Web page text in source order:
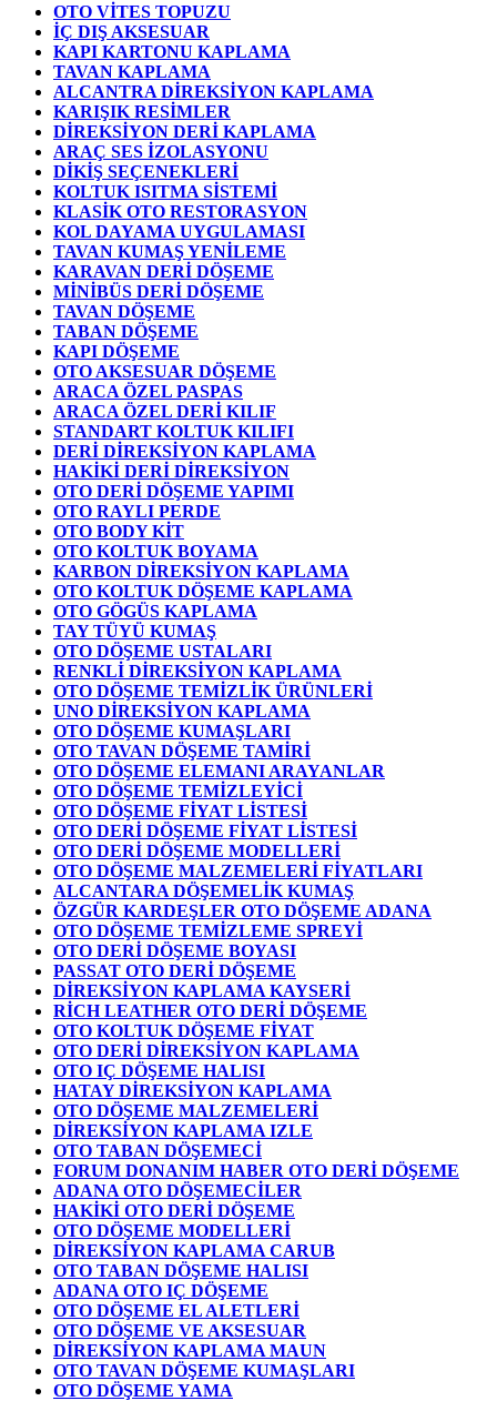
OTO VİTES TOPUZU
İÇ DIŞ AKSESUAR
KAPI KARTONU KAPLAMA
TAVAN KAPLAMA
ALCANTRA DİREKSİYON KAPLAMA
KARIŞIK RESİMLER
DİREKSİYON DERİ KAPLAMA
ARAÇ SES İZOLASYONU
DİKİŞ SEÇENEKLERİ
KOLTUK ISITMA SİSTEMİ
KLASİK OTO RESTORASYON
KOL DAYAMA UYGULAMASI
TAVAN KUMAŞ YENİLEME
KARAVAN DERİ DÖŞEME
MİNİBÜS DERİ DÖŞEME
TAVAN DÖŞEME
TABAN DÖŞEME
KAPI DÖŞEME
OTO AKSESUAR DÖŞEME
ARACA ÖZEL PASPAS
ARACA ÖZEL DERİ KILIF
STANDART KOLTUK KILIFI
DERİ DİREKSİYON KAPLAMA
HAKİKİ DERİ DİREKSİYON
OTO DERİ DÖŞEME YAPIMI
OTO RAYLI PERDE
OTO BODY KİT
OTO KOLTUK BOYAMA
KARBON DİREKSİYON KAPLAMA
OTO KOLTUK DÖŞEME KAPLAMA
OTO GÖGÜS KAPLAMA
TAY TÜYÜ KUMAŞ
OTO DÖŞEME USTALARI
RENKLİ DİREKSİYON KAPLAMA
OTO DÖŞEME TEMİZLİK ÜRÜNLERİ
UNO DİREKSİYON KAPLAMA
OTO DÖŞEME KUMAŞLARI
OTO TAVAN DÖŞEME TAMİRİ
OTO DÖŞEME ELEMANI ARAYANLAR
OTO DÖŞEME TEMİZLEYİCİ
OTO DÖŞEME FİYAT LİSTESİ
OTO DERİ DÖŞEME FİYAT LİSTESİ
OTO DERİ DÖŞEME MODELLERİ
OTO DÖŞEME MALZEMELERİ FİYATLARI
ALCANTARA DÖŞEMELİK KUMAŞ
ÖZGÜR KARDEŞLER OTO DÖŞEME ADANA
OTO DÖŞEME TEMİZLEME SPREYİ
OTO DERİ DÖŞEME BOYASI
PASSAT OTO DERİ DÖŞEME
DİREKSİYON KAPLAMA KAYSERİ
RİCH LEATHER OTO DERİ DÖŞEME
OTO KOLTUK DÖŞEME FİYAT
OTO DERİ DİREKSİYON KAPLAMA
OTO IÇ DÖŞEME HALISI
HATAY DİREKSİYON KAPLAMA
OTO DÖŞEME MALZEMELERİ
DİREKSİYON KAPLAMA IZLE
OTO TABAN DÖŞEMECİ
FORUM DONANIM HABER OTO DERİ DÖŞEME
ADANA OTO DÖŞEMECİLER
HAKİKİ OTO DERİ DÖŞEME
OTO DÖŞEME MODELLERİ
DİREKSİYON KAPLAMA CARUB
OTO TABAN DÖŞEME HALISI
ADANA OTO IÇ DÖŞEME
OTO DÖŞEME EL ALETLERİ
OTO DÖŞEME VE AKSESUAR
DİREKSİYON KAPLAMA MAUN
OTO TAVAN DÖŞEME KUMAŞLARI
OTO DÖŞEME YAMA